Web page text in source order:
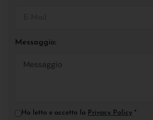
Messaggio:
Ho letto e accetto la Privacy Policy *